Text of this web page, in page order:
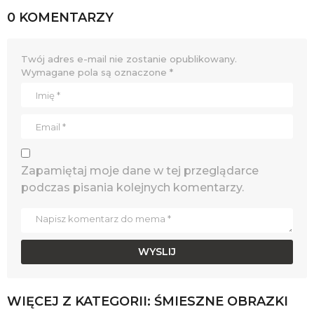
0 KOMENTARZY
Twój adres e-mail nie zostanie opublikowany.
Wymagane pola są oznaczone *
Zapamiętaj moje dane w tej przeglądarce
podczas pisania kolejnych komentarzy.
WIĘCEJ Z KATEGORII: ŚMIESZNE OBRAZKI